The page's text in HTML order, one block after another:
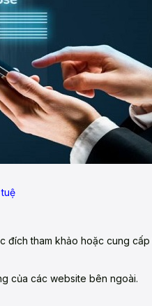
tham khảo hoặc cung
của các website bên ngoài.